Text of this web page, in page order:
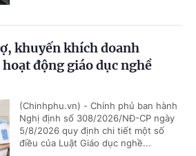
khuyến khích doanh
động giáo dục nghề
(Chinhphu.vn) - Chính phủ ban hành
Nghị định số 308/2026/NĐ-CP ngày
5/8/2026 quy định chi tiết một số
điều của Luật Giáo dục nghề...